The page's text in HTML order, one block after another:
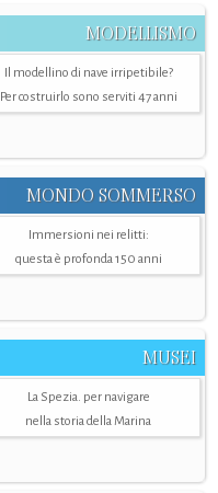
MODELLISMO
Il modellino di nave irripetibile?
Per costruirlo sono serviti 47 anni
MONDO SOMMERSO
Immersioni nei relitti:
questa è profonda 150 anni
MUSEI
La Spezia. per navigare
nella storia della Marina